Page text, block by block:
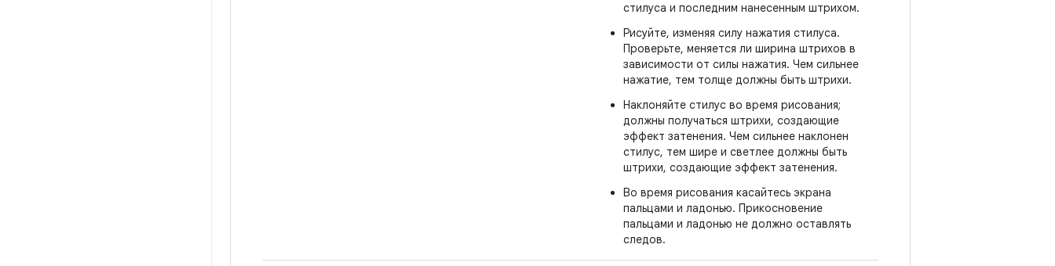
стилуса и последним нанесенным штрихом.
Рисуйте, изменяя силу нажатия стилуса.
Проверьте, меняется ли ширина штрихов в
зависимости от силы нажатия. Чем сильнее
нажатие, тем толще должны быть штрихи.
Наклоняйте стилус во время рисования;
должны получаться штрихи, создающие
эффект затенения. Чем сильнее наклонен
стилус, тем шире и светлее должны быть
штрихи, создающие эффект затенения.
Во время рисования касайтесь экрана
пальцами и ладонью. Прикосновение
пальцами и ладонью не должно оставлять
следов.